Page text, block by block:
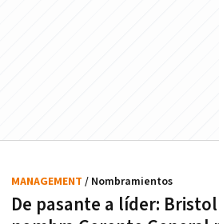
De pasante a líder:
MANAGEMENT / Nombramientos